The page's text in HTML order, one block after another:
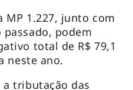
MP 1.227, junto com
podem
total de R$ 79,1
neste ano.
a tributação das